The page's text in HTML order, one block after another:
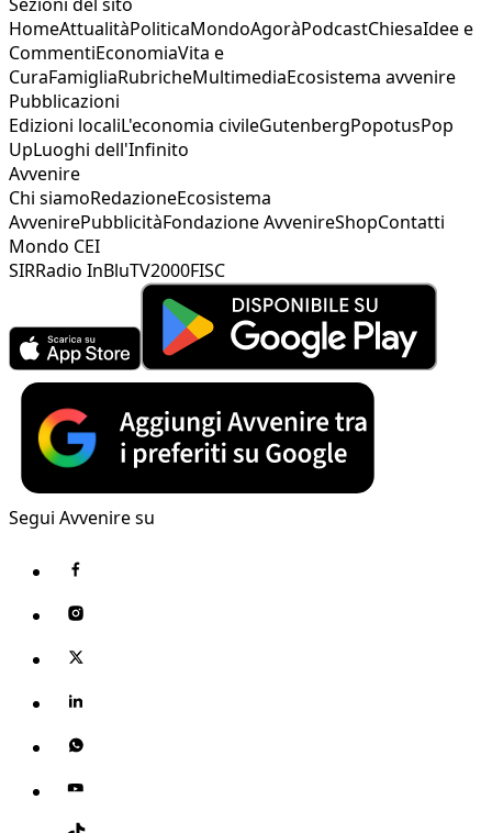
HomeAttualitàPoliticaMondoAgoràPodcastChiesaIdee e
CommentiEconomiaVita e
CuraFamigliaRubricheMultimediaEcosistema avvenire
Pubblicazioni
Edizioni localiL'economia civileGutenbergPopotusPop
UpLuoghi dell'Infinito
Avvenire
Chi siamoRedazioneEcosistema
AvvenirePubblicitàFondazione AvvenireShopContatti
Mondo CEI
SIRRadio InBluTV2000FISC
Segui Avvenire su